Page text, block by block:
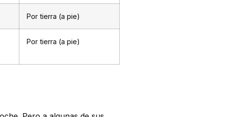
Por tierra (a pie)
Por tierra (a pie)